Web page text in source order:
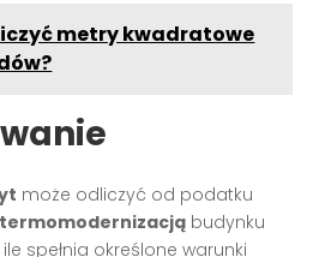
metry kwadratowe
może odliczyć od podatku
termomodernizacją budynku
spełnia określone warunki